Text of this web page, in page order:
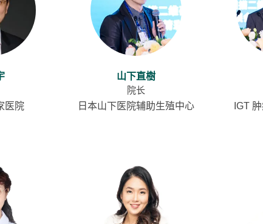
医院
山下直樹
院长
日本山下医院辅助生殖中心 IGT